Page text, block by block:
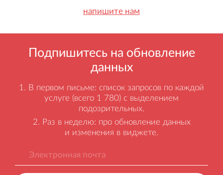
напишите нам
Подпишитесь на обновление
данных
В первом письме: список запросов по каждой
услуге (всего 1 780) с выделением
подозрительных.
Раз в неделю: про обновление данных
и изменения в виджете.